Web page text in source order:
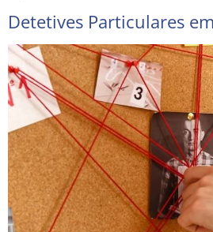
Detetives Particulares